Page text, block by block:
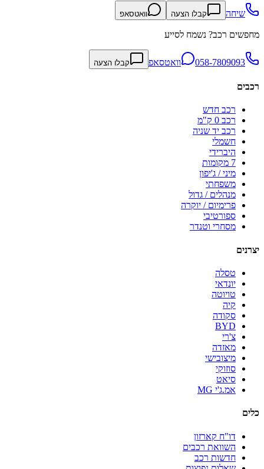
שיחה קבלו הצעה וואטסאפ
מחפשים רכב? נשמח לסייע
058-7809093 וואטסאפ קבלו הצעה
רכבים
רכב חדש
רכב 0 ק"מ
רכב יד שניה
חשמלי
היברידי
7 מקומות
מיני / ג'יפון
משפחתי
מנהלים / גדול
פרימיום / יוקרה
ספורטיבי
מסחרי וטנדר
יצרנים
טסלה
יונדאי
טויוטה
קיה
סקודה
BYD
צ'רי
מאזדה
מיצובישי
סוזוקי
סיאט
אמ.ג'י MG
כלים
דו"ח קארזון
השוואת רכבים
חדשות רכב